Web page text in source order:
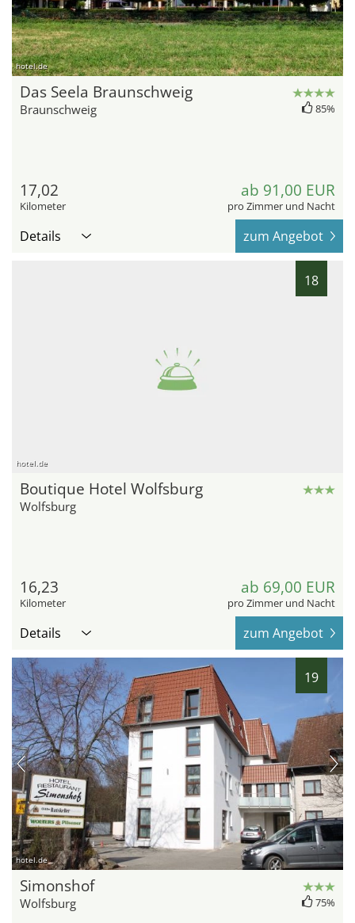
hotel.de
Das Seela Braunschweig
Braunschweig 85%
17,02
Kilometer
ab 91,00 EUR
pro Zimmer und Nacht
Details zum Angebot
18
hotel.de
Boutique Hotel Wolfsburg
Wolfsburg
16,23
Kilometer
ab 69,00 EUR
pro Zimmer und Nacht
Details zum Angebot
19
hotel.de
Simonshof
Wolfsburg 75%